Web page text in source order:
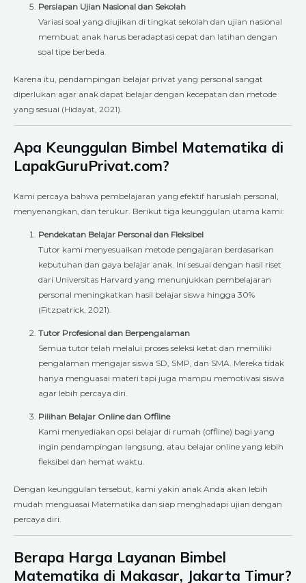
Persiapan Ujian Nasional dan Sekolah
Variasi soal yang diujikan di tingkat sekolah dan ujian nasional
membuat anak harus beradaptasi cepat dan latihan dengan
soal tipe berbeda.
Karena itu, pendampingan belajar privat yang personal sangat
diperlukan agar anak dapat belajar dengan kecepatan dan metode
yang sesuai (Hidayat, 2021).
Apa Keunggulan Bimbel Matematika di
LapakGuruPrivat.com?
Kami percaya bahwa pembelajaran yang efektif haruslah personal,
menyenangkan, dan terukur. Berikut tiga keunggulan utama kami:
Pendekatan Belajar Personal dan Fleksibel
Tutor kami menyesuaikan metode pengajaran berdasarkan
kebutuhan dan gaya belajar anak. Ini sesuai dengan hasil riset
dari Universitas Harvard yang menunjukkan pembelajaran
personal meningkatkan hasil belajar siswa hingga 30%
(Fitzpatrick, 2021).
Tutor Profesional dan Berpengalaman
Semua tutor telah melalui proses seleksi ketat dan memiliki
pengalaman mengajar siswa SD, SMP, dan SMA. Mereka tidak
hanya menguasai materi tapi juga mampu memotivasi siswa
agar lebih percaya diri.
Pilihan Belajar Online dan Offline
Kami menyediakan opsi belajar di rumah (offline) bagi yang
ingin pendampingan langsung, atau belajar online yang lebih
fleksibel dan hemat waktu.
Dengan keunggulan tersebut, kami yakin anak Anda akan lebih
mudah menguasai Matematika dan siap menghadapi ujian dengan
percaya diri.
Berapa Harga Layanan Bimbel
Matematika di Makasar, Jakarta Timur?